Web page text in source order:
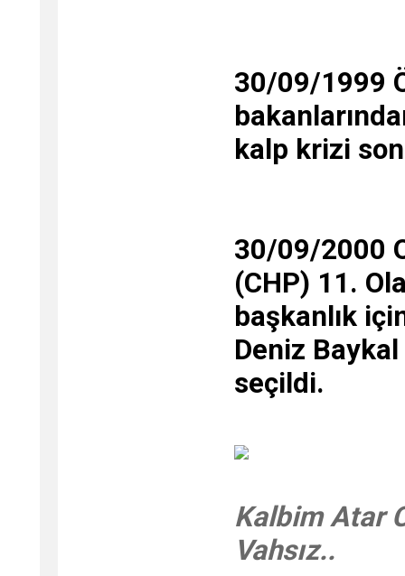
30/09/1999
kalp krizi
30/09/2000
(CHP) 11.
başkanlık
Deniz
seçildi.
Kalbim Atar
Vahsız..